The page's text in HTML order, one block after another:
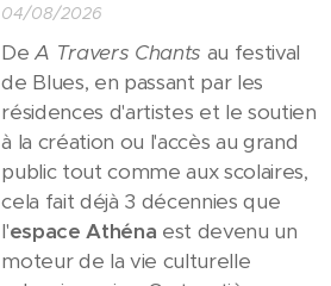
04/08/2026
DeA Travers Chants au festival
de Blues, en passant par les
résidences d'artistes et le soutien
à la création ou l'accès au grand
public tout comme aux scolaires,
cela fait déjà 3 décennies que
l'espace Athéna est devenu un
moteur de la vie culturelle